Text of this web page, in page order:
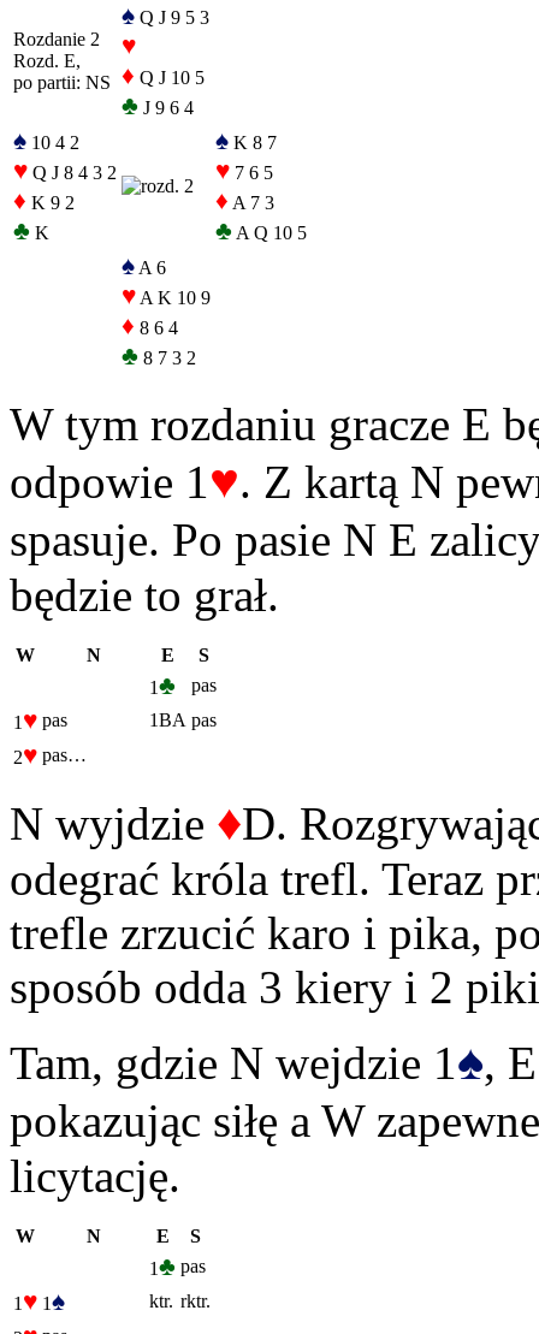
Rozdanie 2
Rozd. E,
po partii: NS
♠ Q J 9 5 3
♥
♦ Q J 10 5
♣ J 9 6 4
♠ 10 4 2
♥ Q J 8 4 3 2
♦ K 9 2
♣ K
♠ K 8 7
♥ 7 6 5
♦ A 7 3
♣ A Q 10 5
♠ A 6
♥ A K 10 9
♦ 8 6 4
♣ 8 7 3 2
W tym rozdaniu gracze E
odpowie 1♥. Z kartą N
spasuje. Po pasie N E
będzie to grał.
W N E
S
1♣
pas
1 ♥ pas 1BA pas
2♥ pas…
N wyjdzie ♦D.
odegrać króla trefl. Teraz
trefle zrzucić karo i pika,
sposób odda 3 kiery i 2
Tam, gdzie N wejdzie 1♠,
pokazując siłę a W
licytację.
W N E
S
1♣ pas
1 ♥ 1♠ ktr. rktr.